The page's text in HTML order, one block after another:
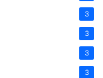
3
3
3
3